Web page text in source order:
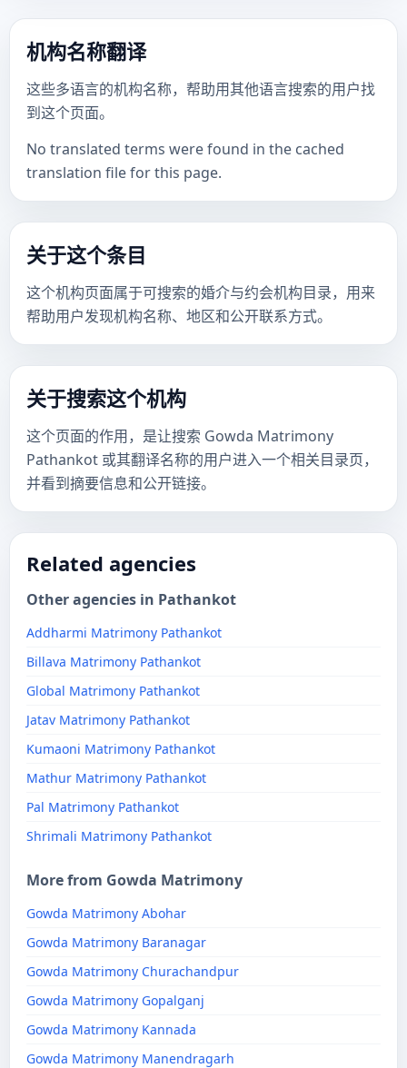
机构名称翻译
这些多语言的机构名称，帮助用其他语言搜索的用户找
到这个页面。
No translated terms were found in the cached
translation file for this page.
关于这个条目
这个机构页面属于可搜索的婚介与约会机构目录，用来
帮助用户发现机构名称、地区和公开联系方式。
关于搜索这个机构
这个页面的作用，是让搜索 Gowda Matrimony
Pathankot 或其翻译名称的用户进入一个相关目录页，
并看到摘要信息和公开链接。
Related agencies
Other agencies in Pathankot
Addharmi Matrimony Pathankot
Billava Matrimony Pathankot
Global Matrimony Pathankot
Jatav Matrimony Pathankot
Kumaoni Matrimony Pathankot
Mathur Matrimony Pathankot
Pal Matrimony Pathankot
Shrimali Matrimony Pathankot
More from Gowda Matrimony
Gowda Matrimony Abohar
Gowda Matrimony Baranagar
Gowda Matrimony Churachandpur
Gowda Matrimony Gopalganj
Gowda Matrimony Kannada
Gowda Matrimony Manendragarh